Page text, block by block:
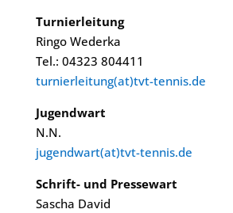
Turnierleitung
Ringo Wederka
Tel.: 04323 804411
turnierleitung(at)tvt-tennis.de
Jugendwart
N.N.
jugendwart(at)tvt-tennis.de
Schrift- und Pressewart
Sascha David